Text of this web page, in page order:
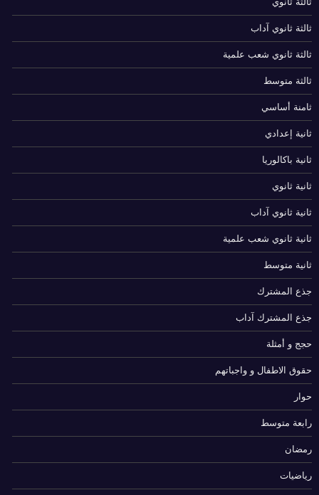
ثالثة ثانوي آداب
ثالثة ثانوي شعب علمية
ثالثة متوسط
ثامنة أساسي
ثانية إعدادي
ثانية باكالوريا
ثانية ثانوي
ثانية ثانوي آداب
ثانية ثانوي شعب علمية
ثانية متوسط
جذع المشترك
جذع المشترك آداب
حجج و أمثلة
حقوق الاطفال و واجباتهم
حوار
رابعة متوسط
رمضان
رياضيات